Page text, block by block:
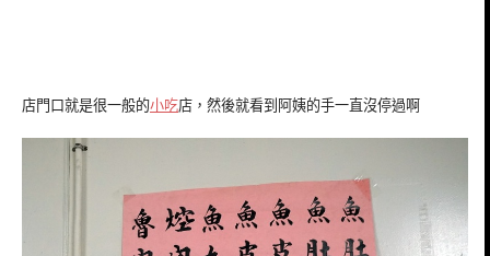
店門口就是很一般的小吃店，然後就看到阿姨的手一直沒停過啊